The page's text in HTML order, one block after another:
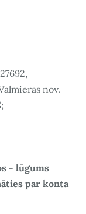
nov.
- lūgums
par konta